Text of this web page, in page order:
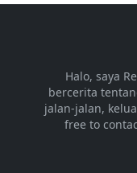
Halo, saya
bercerita
jalan-jalan,
free to